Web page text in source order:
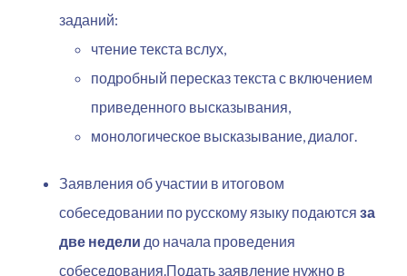
заданий:
чтение текста вслух,
подробный пересказ текста с включением
приведенного высказывания,
монологическое высказывание, диалог.
Заявления об участии в итоговом
собеседовании по русскому языку подаются за
две недели до начала проведения
собеседования.Подать заявление нужно в